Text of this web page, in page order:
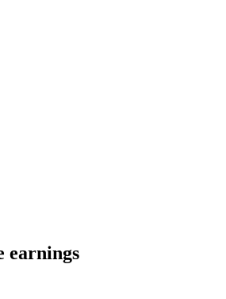
earnings